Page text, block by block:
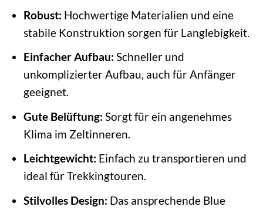
Robust: Hochwertige Materialien und eine
stabile Konstruktion sorgen für Langlebigkeit.
Einfacher Aufbau: Schneller und
unkomplizierter Aufbau, auch für Anfänger
geeignet.
Gute Belüftung: Sorgt für ein angenehmes
Klima im Zeltinneren.
Leichtgewicht: Einfach zu transportieren und
ideal für Trekkingtouren.
Stilvolles Design: Das ansprechende Blue